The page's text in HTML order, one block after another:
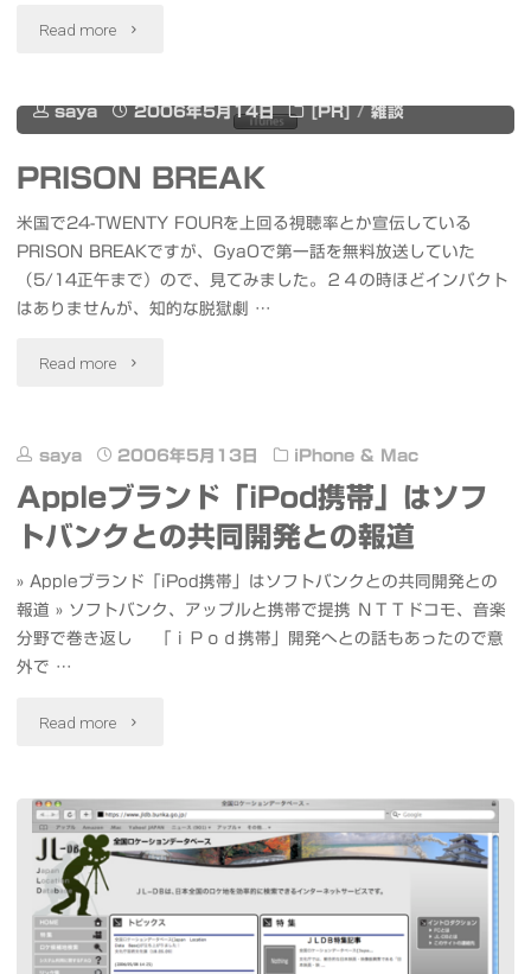
Read more "GyaO
も
ち
ょ
と
だ
紹
介"
saya 2006年5月14日 [PR] / 雑談
PRISON BREAK
米国で24-TWENTY FOURを上回る視聴率とか宣伝している
PRISON BREAKですが、GyaOで第一話を無料放送していた
（5/14正午まで）ので、見てみました。２４の時ほどインパクト
はありませんが、知的な脱獄劇 …
Read more "PRISON
saya 2006年5月13日 iPhone & Mac
Appleブランド「iPod携帯」はソフ
トバンクとの共同開発との報道
» Appleブランド「iPod携帯」はソフトバンクとの共同開発との
報道 » ソフトバンク、アップルと携帯で提携 ＮＴＴドコモ、音楽
分野で巻き返し 「ｉＰｏｄ携帯」開発へとの話もあったので意
外で …
Read more "Apple
ラ
ン
ド
「iPod